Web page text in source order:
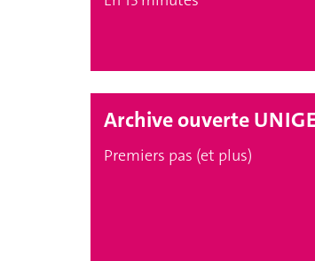
Archive ouverte UNIGE
Premiers pas (et plus)